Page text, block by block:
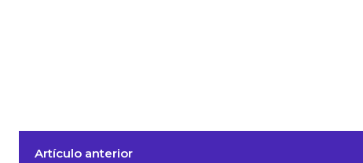
Artículo anterior